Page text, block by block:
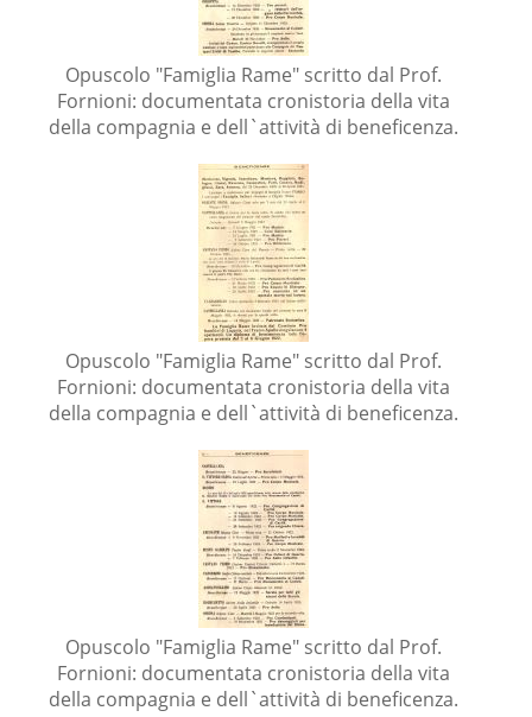
Opuscolo "Famiglia Rame" scritto dal Prof.
Fornioni: documentata cronistoria della vita
della compagnia e dell`attività di beneficenza.
Opuscolo "Famiglia Rame" scritto dal Prof.
Fornioni: documentata cronistoria della vita
della compagnia e dell`attività di beneficenza.
Opuscolo "Famiglia Rame" scritto dal Prof.
Fornioni: documentata cronistoria della vita
della compagnia e dell`attività di beneficenza.